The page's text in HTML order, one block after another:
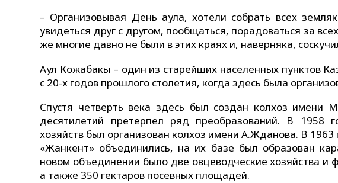
– Организовывая День аула, хотели собрать всех
увидеться друг с другом, пообщаться, порадоваться за
же многие давно не были в этих краях и, наверняка,
Аул Кожабакы – один из старейших населенных пунктов
с 20-х годов прошлого столетия, когда здесь была
Спустя четверть века здесь был создан колхоз имени
десятилетий претерпел ряд преобразований. В 1958
хозяйств был организован колхоз имени А.Жданова. В
«Жанкент» объединились, на их базе был образован
новом объединении было две овцеводческие хозяйства и
а также 350 гектаров посевных площадей.